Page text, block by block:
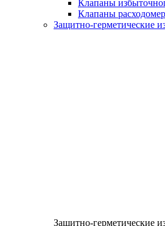
Клапаны
Клапаны
Защитно-герметические
Защитно-герметические